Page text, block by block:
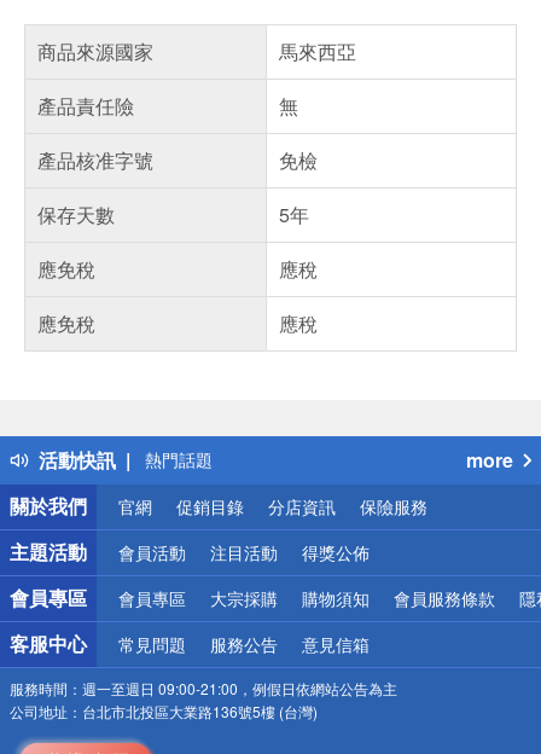
商品來源國家
馬來西亞
產品責任險
無
產品核准字號
免檢
保存天數
5年
應免稅
應稅
應免稅
應稅
活動快訊
得獎公告
熱門話題
銀行優惠
偏遠地區配送
詐騙網頁！請小心！
more
關於我們
官網 促銷目錄 分店資訊 保險服務
主題活動 會員活動 注目活動 得獎公佈
會員專區 會員專區 大宗採購 購物須知 會員服務條款 隱
客服中心 常見問題 服務公告 意見信箱
服務時間： 週一至週日 09:00-21:00，例假日依網站公告為主
公司地址： 台北市北投區大業路136號5樓 (台灣)